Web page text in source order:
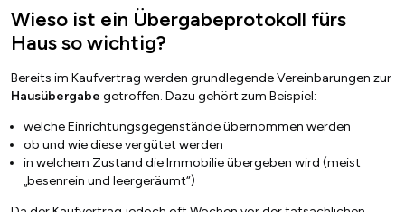
Wieso ist ein Übergabeprotokoll fürs
Haus so wichtig?
Bereits im Kaufvertrag werden grundlegende Vereinbarungen zur
Hausübergabe getroffen. Dazu gehört zum Beispiel:
welche Einrichtungsgegenstände übernommen werden
ob und wie diese vergütet werden
in welchem Zustand die Immobilie übergeben wird (meist
„besenrein und leergeräumt“)